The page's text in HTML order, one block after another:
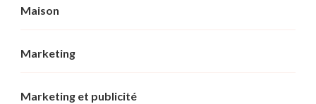
Maison
Marketing
Marketing et publicité